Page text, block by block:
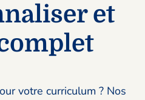
et
votre curriculum ? Nos